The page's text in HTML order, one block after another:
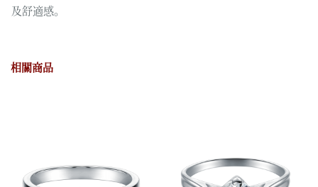
及舒適感。
相關商品